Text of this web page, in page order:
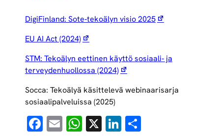
DigiFinland: Sote‑tekoälyn visio 2025
EU AI Act (2024)
STM: Tekoälyn eettinen käyttö sosiaali‑ ja
terveydenhuollossa (2024)
Socca: Tekoälyä käsittelevä webinaarisarja
sosiaalipalveluissa (2025)
Facebook
EmailWhatsApp
X LinkedIn
Share